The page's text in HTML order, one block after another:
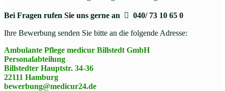
Bei Fragen rufen Sie uns gerne an  040/ 73 10 65 0
Ihre Bewerbung senden Sie bitte an die folgende Adresse:
Ambulante Pflege medicur Billstedt GmbH
Personalabteilung
Billstedter Hauptstr. 34-36
22111 Hamburg
bewerbung@medicur24.de